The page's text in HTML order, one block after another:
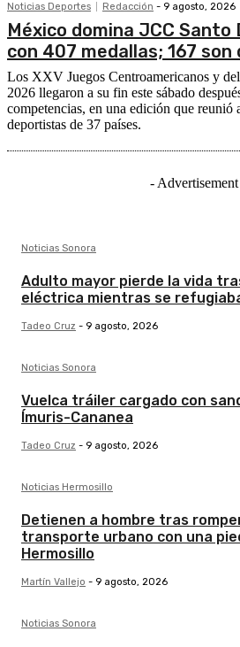
Noticias Deportes Redacción - 9 agosto, 2026
México domina JCC Santo
con 407 medallas; 167 son
Los XXV Juegos Centroamericanos y
2026 llegaron a su fin este sábado
competencias, en una edición que reunió
deportistas de 37 países.
-
Noticias Sonora
Adulto mayor pierde la vida
eléctrica mientras se
Tadeo Cruz - 9 agosto, 2026
Noticias Sonora
Vuelca tráiler cargado con
Ímuris-Cananea
Tadeo Cruz - 9 agosto, 2026
Noticias Hermosillo
Detienen a hombre tras
transporte urbano con una
Hermosillo
Martín Vallejo - 9 agosto, 2026
Noticias Sonora